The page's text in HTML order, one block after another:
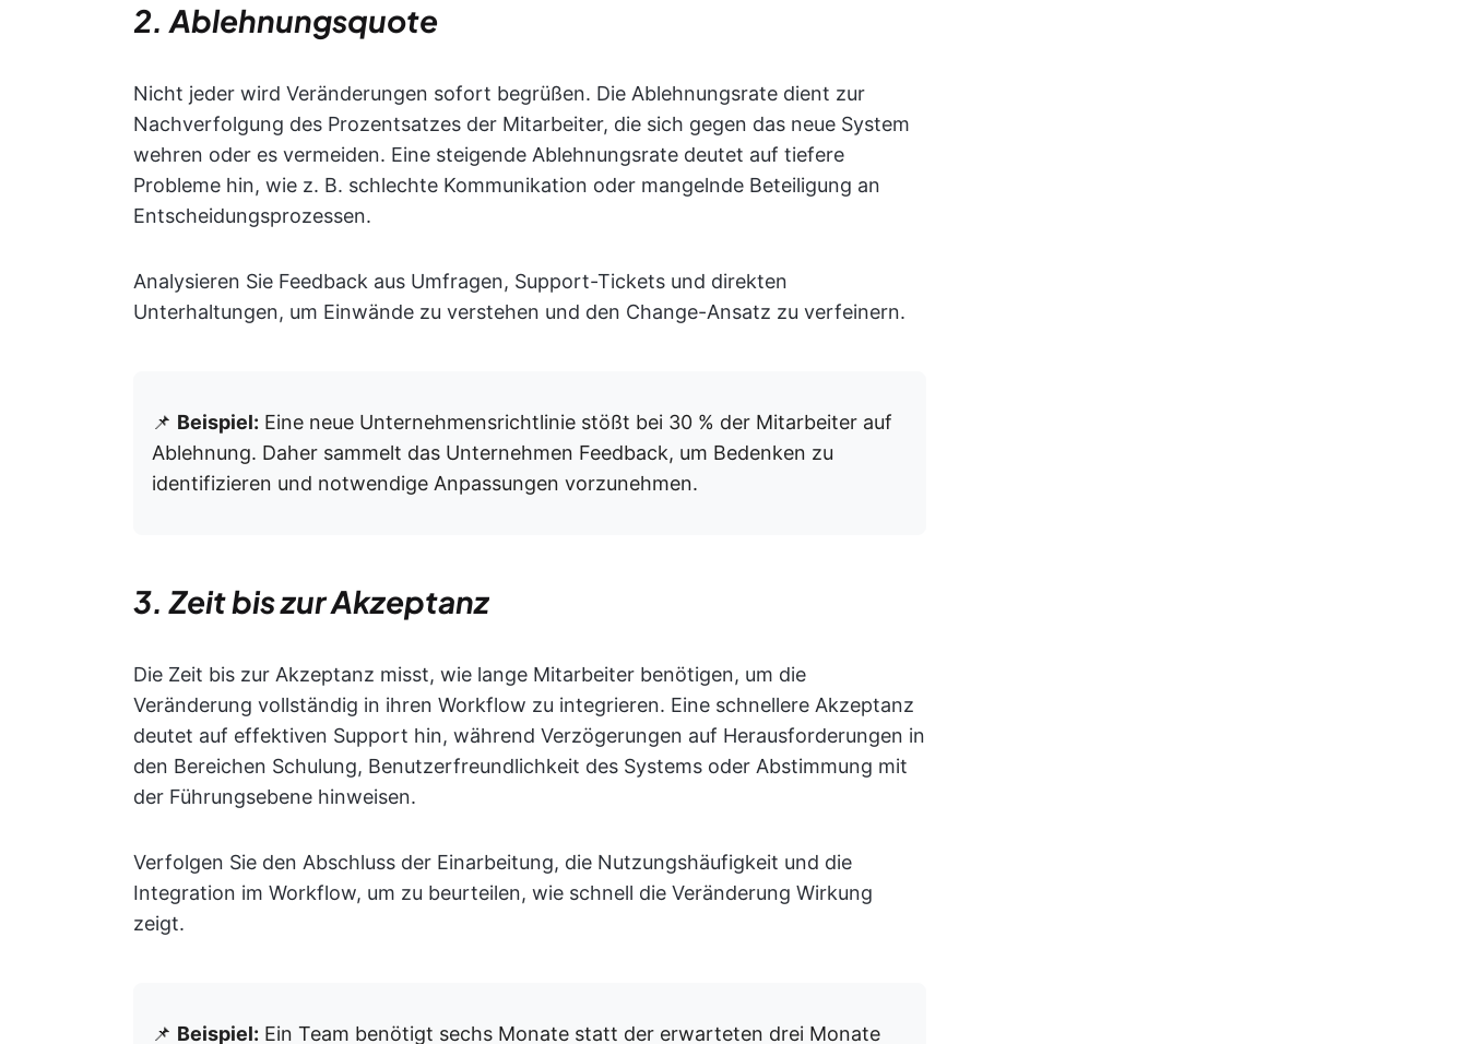
2. Ablehnungsquote
Nicht jeder wird Veränderungen sofort begrüßen. Die Ablehnungsrate dient zur
Nachverfolgung des Prozentsatzes der Mitarbeiter, die sich gegen das neue System
wehren oder es vermeiden. Eine steigende Ablehnungsrate deutet auf tiefere
Probleme hin, wie z. B. schlechte Kommunikation oder mangelnde Beteiligung an
Entscheidungsprozessen.
Analysieren Sie Feedback aus Umfragen, Support-Tickets und direkten
Unterhaltungen, um Einwände zu verstehen und den Change-Ansatz zu verfeinern.
📌 Beispiel: Eine neue Unternehmensrichtlinie stößt bei 30 % der Mitarbeiter auf
Ablehnung. Daher sammelt das Unternehmen Feedback, um Bedenken zu
identifizieren und notwendige Anpassungen vorzunehmen.
3. Zeit bis zur Akzeptanz
Die Zeit bis zur Akzeptanz misst, wie lange Mitarbeiter benötigen, um die
Veränderung vollständig in ihren Workflow zu integrieren. Eine schnellere Akzeptanz
deutet auf effektiven Support hin, während Verzögerungen auf Herausforderungen in
den Bereichen Schulung, Benutzerfreundlichkeit des Systems oder Abstimmung mit
der Führungsebene hinweisen.
Verfolgen Sie den Abschluss der Einarbeitung, die Nutzungshäufigkeit und die
Integration im Workflow, um zu beurteilen, wie schnell die Veränderung Wirkung
zeigt.
📌 Beispiel: Ein Team benötigt sechs Monate statt der erwarteten drei Monate